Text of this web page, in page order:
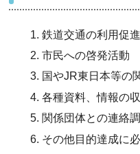
鉄道交通の利用促
市民への啓発活動
国やJR東日本等の
各種資料、情報の
関係団体との連絡
その他目的達成に